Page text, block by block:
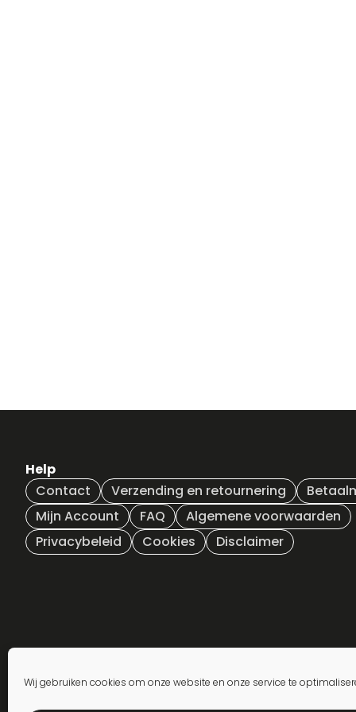
Wij gebruiken cookies om onze website en onze service te
Help
Contact
Verzending en retournering
Mijn Account
FAQ
Algemene voorwaarden
Privacybeleid
Cookies Disclaimer
Inschrijven nieuwsbrief